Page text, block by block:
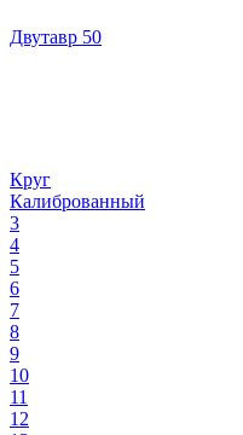
Двутавр 50
Круг
Калиброванный
3
4
5
6
7
8
9
10
11
12